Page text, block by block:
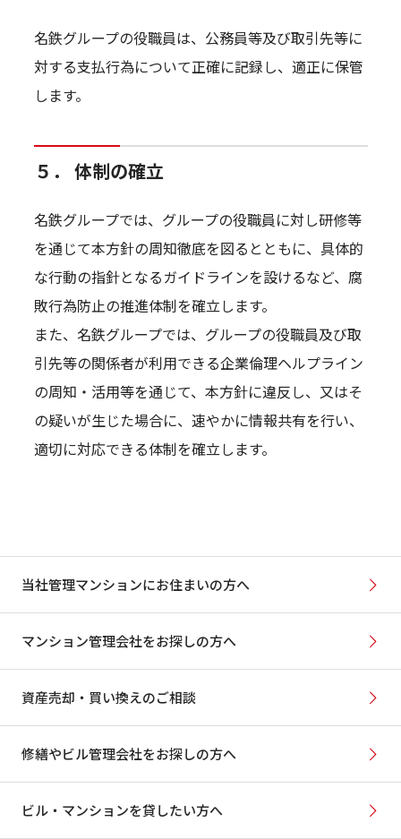
名鉄グループの役職員は、公務員等及び取引先等に
対する支払行為について正確に記録し、適正に保管
します。
５． 体制の確立
名鉄グループでは、グループの役職員に対し研修等
を通じて本方針の周知徹底を図るとともに、具体的
な行動の指針となるガイドラインを設けるなど、腐
敗行為防止の推進体制を確立します。
また、名鉄グループでは、グループの役職員及び取
引先等の関係者が利用できる企業倫理ヘルプライン
の周知・活用等を通じて、本方針に違反し、又はそ
の疑いが生じた場合に、速やかに情報共有を行い、
適切に対応できる体制を確立します。
当社管理マンションにお住まいの方へ
マンション管理会社をお探しの方へ
資産売却・買い換えのご相談
修繕やビル管理会社をお探しの方へ
ビル・マンションを貸したい方へ